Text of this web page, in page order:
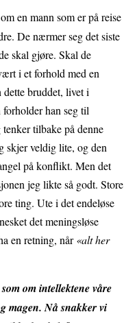
en mann som er på reise
De nærmer seg det siste
skal gjøre. Skal de
i et forhold med en
dette bruddet, livet i
forholder han seg til
tilbake på denne
skjer veldig lite, og den
på konflikt. Men det
jeg likte så godt. Store
ting. Ute i det endeløse
det meningsløse
en retning, når«alt her
om intellektene våre
magen. Nå snakker vi